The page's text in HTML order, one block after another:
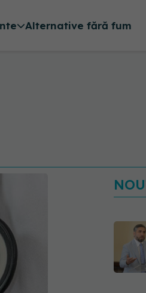
Alternative fără fum